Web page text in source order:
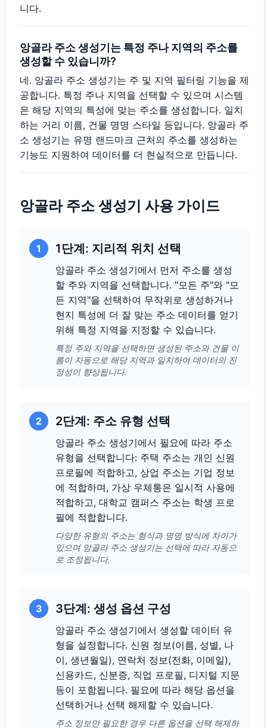
니다.
앙골라 주소 생성기는 특정 주나 지역의 주소를
생성할 수 있습니까?
네. 앙골라 주소 생성기는 주 및 지역 필터링 기능을 제
공합니다. 특정 주나 지역을 선택할 수 있으며 시스템
은 해당 지역의 특성에 맞는 주소를 생성합니다. 일치
하는 거리 이름, 건물 명명 스타일 등입니다. 앙골라 주
소 생성기는 유명 랜드마크 근처의 주소를 생성하는
기능도 지원하여 데이터를 더 현실적으로 만듭니다.
앙골라 주소 생성기 사용 가이드
1 1단계: 지리적 위치 선택
앙골라 주소 생성기에서 먼저 주소를 생성
할 주와 지역을 선택합니다. "모든 주"와 "모
든 지역"을 선택하여 무작위로 생성하거나
현지 특성에 더 잘 맞는 주소 데이터를 얻기
위해 특정 지역을 지정할 수 있습니다.
특정 주와 지역을 선택하면 생성된 주소와 건물 이
름이 자동으로 해당 지역과 일치하여 데이터의 진
정성이 향상됩니다.
2 2단계: 주소 유형 선택
앙골라 주소 생성기에서 필요에 따라 주소
유형을 선택합니다: 주택 주소는 개인 신원
프로필에 적합하고, 상업 주소는 기업 정보
에 적합하며, 가상 우체통은 일시적 사용에
적합하고, 대학교 캠퍼스 주소는 학생 프로
필에 적합합니다.
다양한 유형의 주소는 형식과 명명 방식에 차이가
있으며 앙골라 주소 생성기는 선택에 따라 자동으
로 조정됩니다.
3 3단계: 생성 옵션 구성
앙골라 주소 생성기에서 생성할 데이터 유
형을 설정합니다. 신원 정보(이름, 성별, 나
이, 생년월일), 연락처 정보(전화, 이메일),
신용카드, 신분증, 직업 프로필, 디지털 지문
등이 포함됩니다. 필요에 따라 해당 옵션을
선택하거나 선택 해제할 수 있습니다.
주소 정보만 필요한 경우 다른 옵션을 선택 해제하